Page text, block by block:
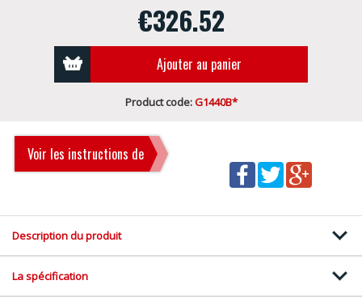
€326.52
Ajouter au panier
Product code:G1440B*
Voir les instructions de
Description du produit
La spécification